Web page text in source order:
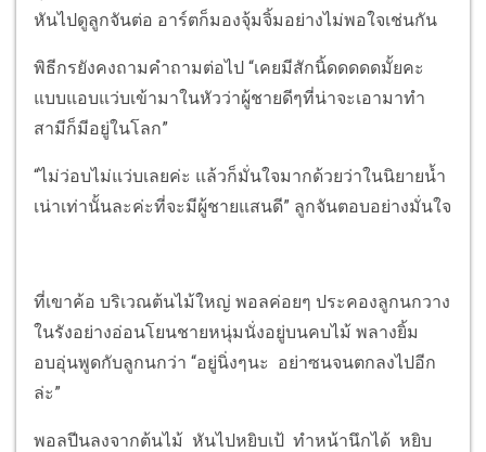
หันไปดูลูกจันต่อ อาร์ตก็มองจุ้มจิ้มอย่างไม่พอใจเช่นกัน
พิธีกรยังคงถามคำถามต่อไป “เคยมีสักนิ้ดดดดดมั้ยคะ
แบบแอบแว่บเข้ามาในหัวว่าผู้ชายดีๆที่น่าจะเอามาทำ
สามีก็มีอยู่ในโลก”
“ไม่ว่อบไม่แว่บเลยค่ะ แล้วก็มั่นใจมากด้วยว่าในนิยายน้ำ
เน่าเท่านั้นละค่ะที่จะมีผู้ชายแสนดี” ลูกจันตอบอย่างมั่นใจ
ที่เขาค้อ บริเวณต้นไม้ใหญ่ พอลค่อยๆ ประคองลูกนกวาง
ในรังอย่างอ่อนโยนชายหนุ่มนั่งอยู่บนคบไม้ พลางยิ้ม
อบอุ่นพูดกับลูกนกว่า “อยู่นิ่งๆนะ อย่าซนจนตกลงไปอีก
ล่ะ”
พอลปีนลงจากต้นไม้ หันไปหยิบเป้ ทำหน้านึกได้ หยิบ